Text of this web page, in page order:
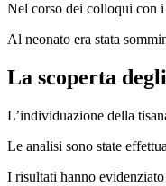
Nel corso dei colloqui con i
Al neonato era stata
La scoperta
L’individuazione della
Le analisi sono state
I risultati hanno